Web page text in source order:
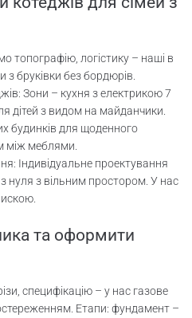
топографію, логістику – наші в
з бруківки без бордюрів.
Зони – кухня з електрикою 7
дітей з видом на майданчики.
будинків для щоденного
між меблями.
Індивідуальне проектування
з нуля з вільним простором. У нас
та оформити
специфікацію – у нас газове
Етапи: фундамент –